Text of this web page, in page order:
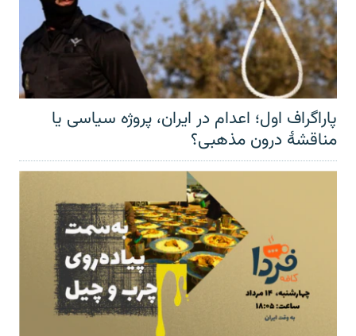
پاراگراف اول؛ اعدام در ایران، پروژه سیاسی یا
مناقشهٔ درون مذهبی؟